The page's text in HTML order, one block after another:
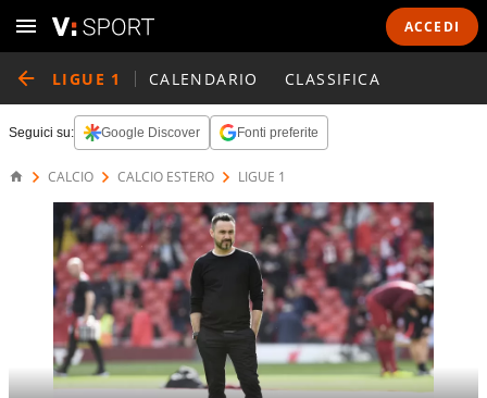
ACCEDI
LIGUE 1 CALENDARIO CLASSIFICA
Seguici su: Google Discover Fonti preferite
CALCIO CALCIO ESTERO LIGUE 1